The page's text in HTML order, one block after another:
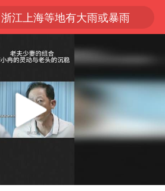
浙江上海等地有大雨或暴雨
河南潜逃10日重大刑案嫌疑人落网
西湖突现狂风暴雨 游客瞬间被浇透
金饰克价一夜涨回1300元